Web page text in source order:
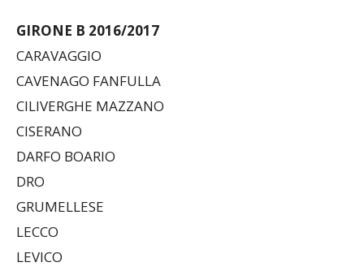
GIRONE B 2016/2017
CARAVAGGIO
CAVENAGO FANFULLA
CILIVERGHE MAZZANO
CISERANO
DARFO BOARIO
DRO
GRUMELLESE
LECCO
LEVICO